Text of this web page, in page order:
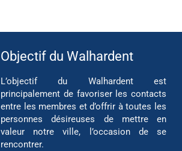
Objectif du Walhardent
L’objectif du Walhardent est
principalement de favoriser les contacts
entre les membres et d’offrir à toutes les
personnes désireuses de mettre en
valeur notre ville, l’occasion de se
rencontrer.